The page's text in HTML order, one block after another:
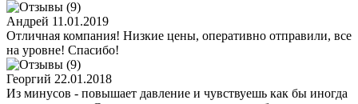
Андрей 11.01.2019
Отличная компания! Низкие цены, оперативно отправили, все
на уровне! Спасибо!
Георгий 22.01.2018
Из минусов - повышает давление и чувствуешь как бы иногда